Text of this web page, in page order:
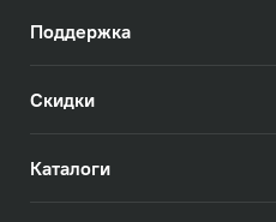
Поддержка
Скидки
Каталоги